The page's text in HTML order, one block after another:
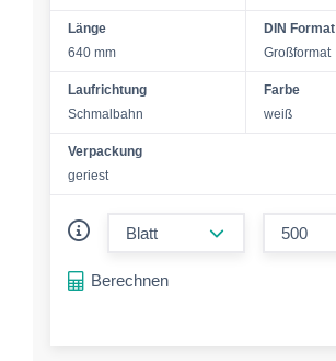
Länge
640 mm
DIN Format
Großformat
Laufrichtung
Schmalbahn
Farbe
weiß
Verpackung
geriest
Berechnen